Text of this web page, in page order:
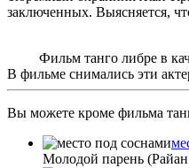
заключенных. Выясняется,
Фильм танго либре в
В фильме снимались эти
Вы можете кроме фильма
Молодой парень (Райан